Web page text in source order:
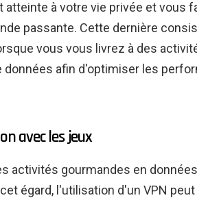
atteinte à votre vie privée et vous
passante. Cette dernière
vous vous livrez à des
données afin d'optimiser les
avec les jeux
activités gourmandes en
égard, l'utilisation d'un VPN